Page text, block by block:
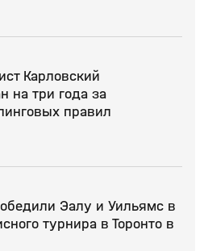
Карловский
на три года за
правил
Эалу и Уильямс в
турнира в Торонто в